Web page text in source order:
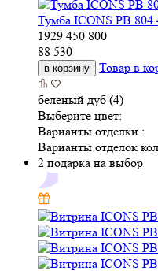
Тумба ICONS РВ 804
1929 450 800
88 530
в корзину Товар в
беленый дуб (4)
Выберите цвет:
Варианты отделки :
Варианты отделок
2 подарка на выбор